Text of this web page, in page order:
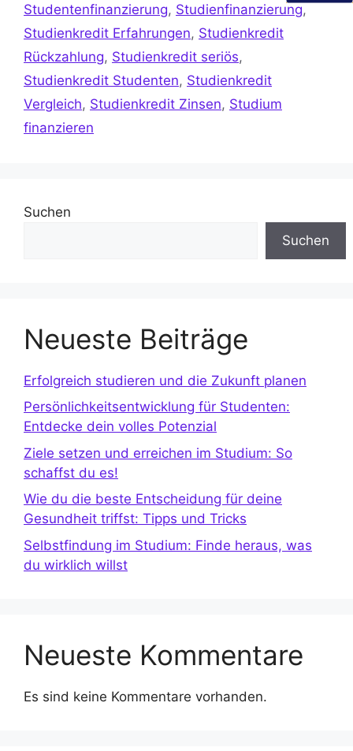
Studentenfinanzierung, Studienfinanzierung,
Studienkredit Erfahrungen, Studienkredit
Rückzahlung, Studienkredit seriös,
Studienkredit Studenten, Studienkredit
Vergleich, Studienkredit Zinsen, Studium
finanzieren
Suchen
Suchen
Neueste Beiträge
Erfolgreich studieren und die Zukunft planen
Persönlichkeitsentwicklung für Studenten:
Entdecke dein volles Potenzial
Ziele setzen und erreichen im Studium: So
schaffst du es!
Wie du die beste Entscheidung für deine
Gesundheit triffst: Tipps und Tricks
Selbstfindung im Studium: Finde heraus, was
du wirklich willst
Neueste Kommentare
Es sind keine Kommentare vorhanden.